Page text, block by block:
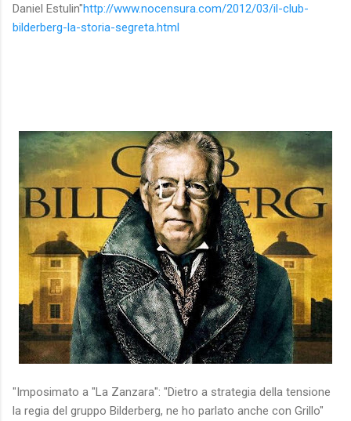
Daniel Estulin"http://www.nocensura.com/2012/03/il-club-
bilderberg-la-storia-segreta.html
"Imposimato a "La Zanzara": "Dietro a strategia della tensione
la regia del gruppo Bilderberg, ne ho parlato anche con Grillo"